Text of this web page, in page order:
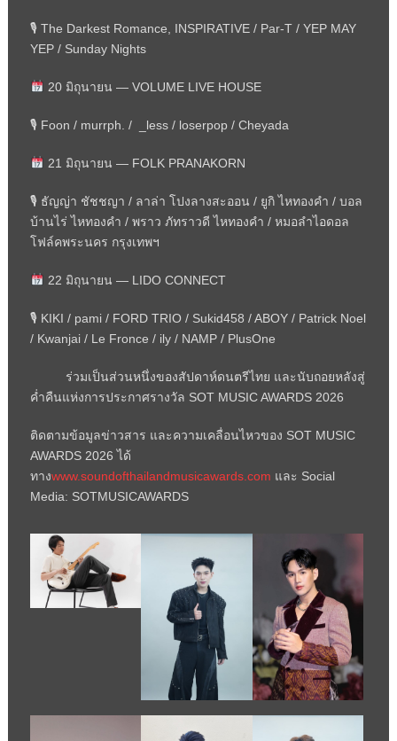
🎙 The Darkest Romance, INSPIRATIVE / Par-T / YEP MAY
YEP / Sunday Nights
20 มิถุนายน — VOLUME LIVE HOUSE
🎙 Foon / murrph. / _less / loserpop / Cheyada
21 มิถุนายน — FOLK PRANAKORN
🎙 ธัญญ่า ชัชชญา / ลาล่า โปงลางสะออน / ยูกิ ไหทองคำ / บอล
บ้านไร่ ไหทองคำ / พราว ภัทราวดี ไหทองคำ / หมอลำไอดอล
โฟล์คพระนคร กรุงเทพฯ
22 มิถุนายน — LIDO CONNECT
🎙 KIKI / pami / FORD TRIO / Sukid458 / ABOY / Patrick Noel
/ Kwanjai / Le Fronce / ily / NAMP / PlusOne
ร่วมเป็นส่วนหนึ่งของสัปดาห์ดนตรีไทย และนับถอยหลังสู่
ค่ำคืนแห่งการประกาศรางวัล SOT MUSIC AWARDS 2026
ติดตามข้อมูลข่าวสาร และความเคลื่อนไหวของ SOT MUSIC
AWARDS 2026 ได้
ทางwww.soundofthailandmusicawards.com และ Social
Media: SOTMUSICAWARDS